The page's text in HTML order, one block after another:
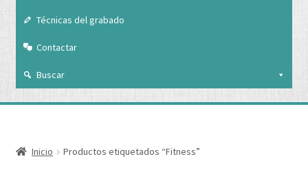
Técnicas del grabado
Contactar
Buscar
Nuestra empresa
Inicio Productos etiquetados “Fitness”